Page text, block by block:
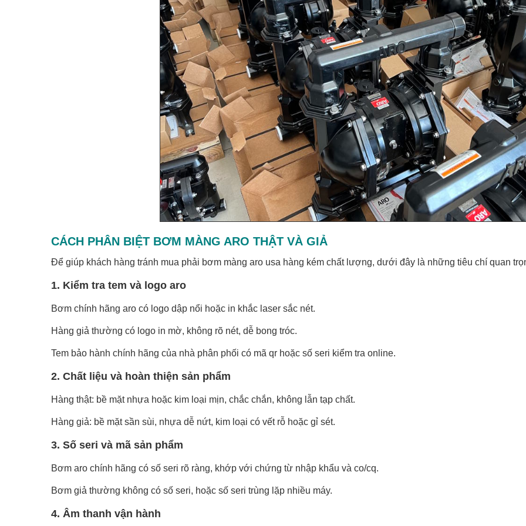
CÁCH PHÂN BIỆT BƠM MÀNG ARO THẬT VÀ GIẢ
Để giúp khách hàng tránh mua phải bơm màng aro usa hàng kém chất lượng, dưới đây là những tiêu chí quan
1. Kiểm tra tem và logo aro
Bơm chính hãng aro có logo dập nổi hoặc in khắc laser sắc nét.
Hàng giả thường có logo in mờ, không rõ nét, dễ bong tróc.
Tem bảo hành chính hãng của nhà phân phối có mã qr hoặc số seri kiểm tra online.
2. Chất liệu và hoàn thiện sản phẩm
Hàng thật: bề mặt nhựa hoặc kim loại mịn, chắc chắn, không lẫn tạp chất.
Hàng giả: bề mặt sần sùi, nhựa dễ nứt, kim loại có vết rỗ hoặc gỉ sét.
3. Số seri và mã sản phẩm
Bơm aro chính hãng có số seri rõ ràng, khớp với chứng từ nhập khẩu và co/cq.
Bơm giả thường không có số seri, hoặc số seri trùng lặp nhiều máy.
4. Âm thanh vận hành